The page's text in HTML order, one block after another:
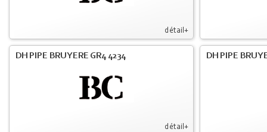
détail+
détail+
DH PIPE BRUYERE GR4 4234 DH PIPE